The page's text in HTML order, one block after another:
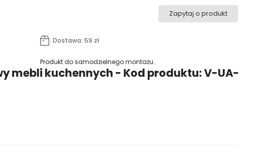
Zapytaj o produkt
Dostawa: 59 zł
Produkt do samodzielnego montażu.
mebli kuchennych - Kod produktu: V-UA-